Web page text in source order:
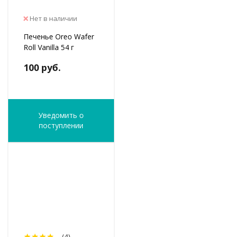
Нет в наличии
Печенье Oreo Wafer
Roll Vanilla 54 г
100 руб.
Уведомить о
поступлении